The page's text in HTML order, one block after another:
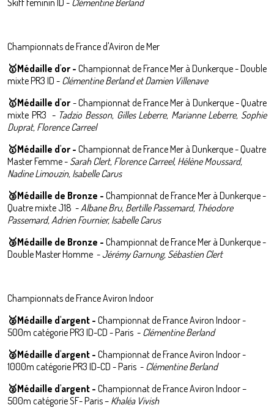
Skiff féminin ID - Clémentine Berland
Championnats de France d'Aviron de Mer
🥇Médaille d'or - Championnat de France Mer à Dunkerque - Double
mixte PR3 ID - Clémentine Berland et Damien Villenave
🥇Médaille d'or -Championnat de France Mer à Dunkerque - Quatre
mixte PR3 - Tadzio Besson, Gilles Leberre, Marianne Leberre, Sophie
Duprat, Florence Carreel
🥇Médaille d'or - Championnat de France Mer à Dunkerque - Quatre
Master Femme - Sarah Clert, Florence Carreel, Hélène Moussard,
Nadine Limouzin, Isabelle Carus
🥉Médaille de Bronze - Championnat de France Mer à Dunkerque -
Quatre mixte J18 -Albane Bru, Bertille Passemard, Théodore
Passemard, Adrien Fournier, Isabelle Carus
🥉Médaille de Bronze - Championnat de France Mer à Dunkerque -
Double Master Homme - Jérémy Garnung, Sébastien Clert
Championnats de France Aviron Indoor
🥈Médaille d'argent - Championnat de France Aviron Indoor -
500m catégorie PR3 ID-CD - Paris - Clémentine Berland
🥈Médaille d'argent - Championnat de France Aviron Indoor -
1000m catégorie PR3 ID-CD - Paris - Clémentine Berland
🥈Médaille d'argent - Championnat de France Aviron Indoor –
500m catégorie SF- Paris – Khaléa Vivish